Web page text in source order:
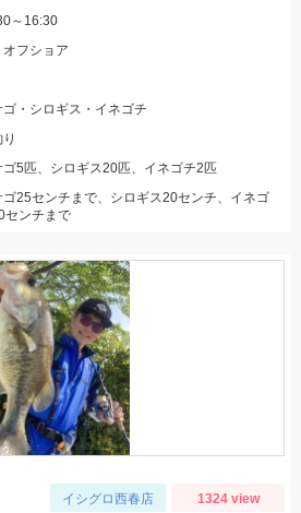
～16:30
オフショア
ゴ・シロギス・イネゴチ
ゴ5匹、シロギス20匹、イネゴチ2匹
ゴ25センチまで、シロギス20センチ、イネゴ
センチまで
イシグロ西春店 1324 view